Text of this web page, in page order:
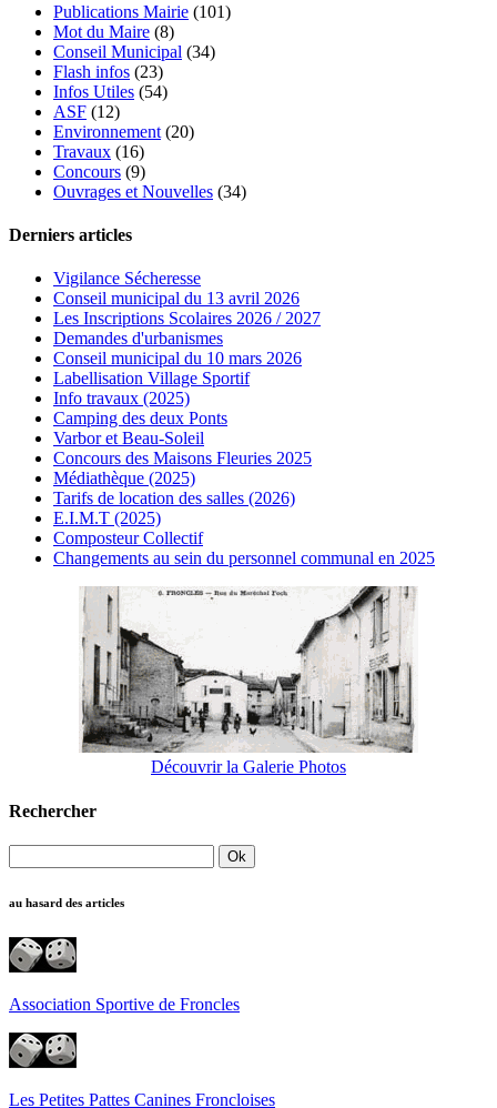
Publications Mairie (101)
Mot du Maire (8)
Conseil Municipal (34)
Flash infos (23)
Infos Utiles (54)
ASF (12)
Environnement (20)
Travaux (16)
Concours (9)
Ouvrages et Nouvelles (34)
Derniers articles
Vigilance Sécheresse
Conseil municipal du 13 avril 2026
Les Inscriptions Scolaires 2026 / 2027
Demandes d'urbanismes
Conseil municipal du 10 mars 2026
Labellisation Village Sportif
Info travaux (2025)
Camping des deux Ponts
Varbor et Beau-Soleil
Concours des Maisons Fleuries 2025
Médiathèque (2025)
Tarifs de location des salles (2026)
E.I.M.T (2025)
Composteur Collectif
Changements au sein du personnel communal en 2025
Découvrir la Galerie Photos
Rechercher
au hasard des articles
Association Sportive de Froncles
Les Petites Pattes Canines Froncloises